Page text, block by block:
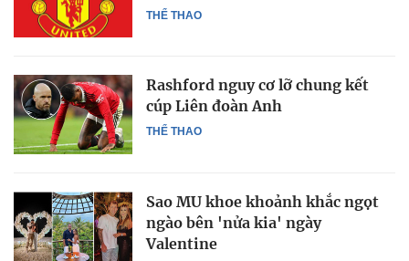
THỂ THAO
THỂ THAO
Rashford nguy cơ lỡ chung kết
cúp Liên đoàn Anh
Sao MU khoe khoảnh khắc ngọt
ngào bên 'nửa kia' ngày
Valentine